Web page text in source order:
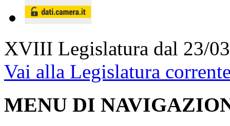
XVIII Legislatura dal 23/
Vai alla Legislatura
MENU DI